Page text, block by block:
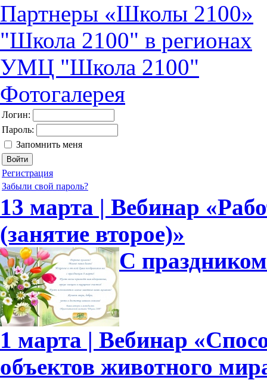
Партнеры «Школы 2100»
"Школа 2100" в регионах
УМЦ "Школа 2100"
Фотогалерея
Логин:
Пароль:
Запомнить меня
Регистрация
Забыли свой пароль?
13 марта | Вебинар
(занятие второе)»
С
1 марта | Вебинар
объектов животного